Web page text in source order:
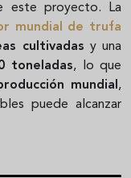
este proyecto. La
mundial de trufa
cultivadas y una
toneladas, lo que
mundial,
puede alcanzar